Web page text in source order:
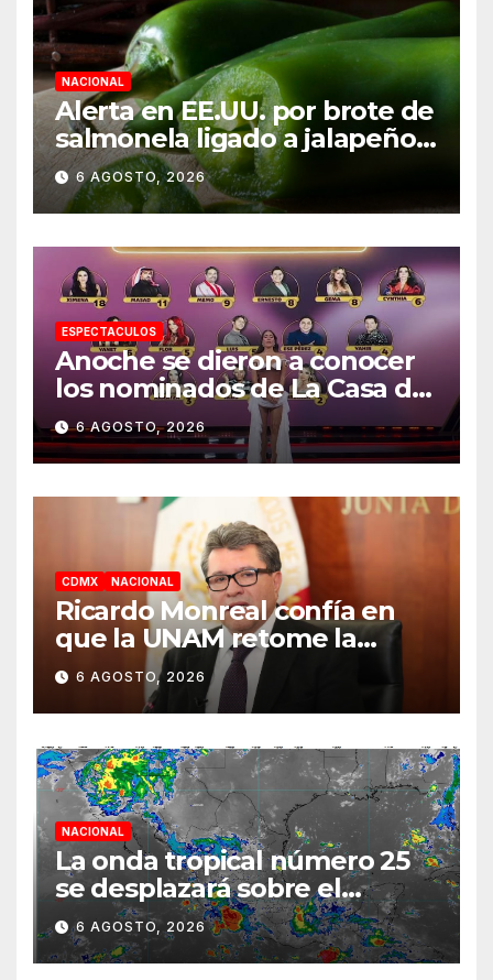
NACIONAL
Alerta en EE.UU. por brote de
salmonela ligado a jalapeños
mexicanos; reportan 345
casos
6 AGOSTO, 2026
ESPECTACULOS
Anoche se dieron a conocer
los nominados de La Casa de
los Famosos México 2026 en
la segunda semana
6 AGOSTO, 2026
CDMX NACIONAL
Ricardo Monreal confía en
que la UNAM retome la
normalidad e inicie el
semestre mediante el
diálogo
6 AGOSTO, 2026
NACIONAL
La onda tropical número 25
se desplazará sobre el
sureste mexicano
6 AGOSTO, 2026